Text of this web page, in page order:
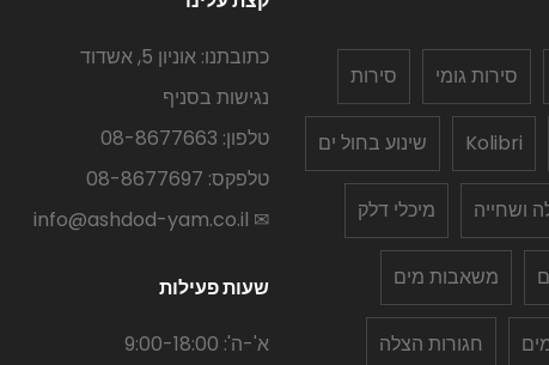
סירות גומי סירות
Kolibri שינוע בחול ים
ושחייה מיכלי דלק
משאבות מים
חגורות הצלה
כתובתנו: אוניון 5, אשדוד
נגישות בסניף
טלפון: 08-8677663
טלפקס: 08-8677697
✉ info@ashdod-yam.co.il
שעות פעילות
א'-ה': 9:00-18:00